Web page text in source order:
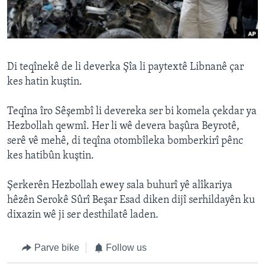
ÇAND Û HUNER
SERNIVÎS
Learning English
FOLLOW US
Di teqînekê de li deverka Şîa li paytextê Libnanê çar
kes hatin kuştin.
Teqîna îro Sêşembî li devereka ser bi komela çekdar ya
Hezbollah qewmî. Her li wê devera başûra Beyrotê,
serê vê mehê, di teqîna otombîleka bomberkirî pênc
kes hatibûn kuştin.
Şerkerên Hezbollah ewey sala buhurî yê alîkariya
hêzên Serokê Sûrî Beşar Esad diken dijî serhildayên ku
dixazin wê ji ser desthilatê laden.
Parve bike Follow us